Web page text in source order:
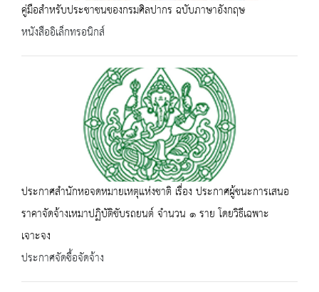
คู่มือสำหรับประชาชนของกรมศิลปากร ฉบับภาษาอังกฤษ
หนังสืออิเล็กทรอนิกส์
ประกาศสำนักหอจดหมายเหตุแห่งชาติ เรื่อง ประกาศผู้ชนะการเสนอ
ราคาจัดจ้างเหมาปฏิบัติขับรถยนต์ จำนวน ๑ ราย โดยวิธีเฉพาะ
เจาะจง
ประกาศจัดซื้อจัดจ้าง